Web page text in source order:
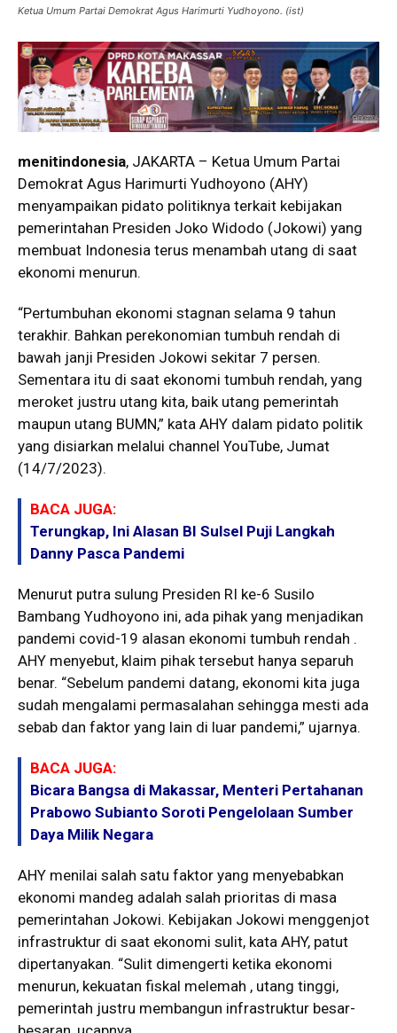
Ketua Umum Partai Demokrat Agus Harimurti Yudhoyono. (ist)
menitindonesia, JAKARTA – Ketua Umum Partai
Demokrat Agus Harimurti Yudhoyono (AHY)
menyampaikan pidato politiknya terkait kebijakan
pemerintahan Presiden Joko Widodo (Jokowi) yang
membuat Indonesia terus menambah utang di saat
ekonomi menurun.
“Pertumbuhan ekonomi stagnan selama 9 tahun
terakhir. Bahkan perekonomian tumbuh rendah di
bawah janji Presiden Jokowi sekitar 7 persen.
Sementara itu di saat ekonomi tumbuh rendah, yang
meroket justru utang kita, baik utang pemerintah
maupun utang BUMN,” kata AHY dalam pidato politik
yang disiarkan melalui channel YouTube, Jumat
(14/7/2023).
BACA JUGA:
Terungkap, Ini Alasan BI Sulsel Puji Langkah
Danny Pasca Pandemi
Menurut putra sulung Presiden RI ke-6 Susilo
Bambang Yudhoyono ini, ada pihak yang menjadikan
pandemi covid-19 alasan ekonomi tumbuh rendah .
AHY menyebut, klaim pihak tersebut hanya separuh
benar. “Sebelum pandemi datang, ekonomi kita juga
sudah mengalami permasalahan sehingga mesti ada
sebab dan faktor yang lain di luar pandemi,” ujarnya.
BACA JUGA:
Bicara Bangsa di Makassar, Menteri Pertahanan
Prabowo Subianto Soroti Pengelolaan Sumber
Daya Milik Negara
AHY menilai salah satu faktor yang menyebabkan
ekonomi mandeg adalah salah prioritas di masa
pemerintahan Jokowi. Kebijakan Jokowi menggenjot
infrastruktur di saat ekonomi sulit, kata AHY, patut
dipertanyakan. “Sulit dimengerti ketika ekonomi
menurun, kekuatan fiskal melemah , utang tinggi,
pemerintah justru membangun infrastruktur besar-